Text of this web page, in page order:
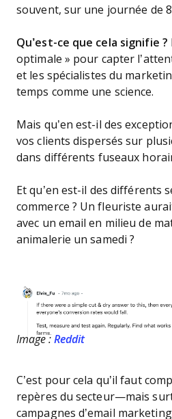
souvent, sur une journée de
Qu’est-ce que cela signifie ?
optimale » pour capter
et les spécialistes du
temps comme une science.
Mais qu’en est-il des
vos clients dispersés sur
dans différents fuseaux
Et qu’en est-il des différents
commerce ? Un fleuriste
avec un email en milieu de
animalerie un samedi ?
Image : Reddit
C’est pour cela qu’il faut
repères du secteur—mais
campagnes d’email